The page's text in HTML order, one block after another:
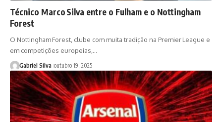
Técnico Marco Silva entre o Fulham e o Nottingham
Forest
O Nottingham Forest, clube com muita tradição na Premier League e
em competições europeias,…
Gabriel Silva outubro 19, 2025